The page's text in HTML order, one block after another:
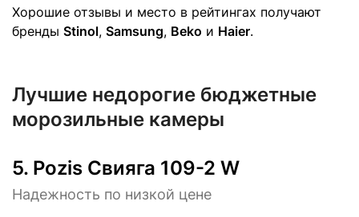
Хорошие отзывы и место в рейтингах получают
бренды Stinol, Samsung, Beko и Haier.
Лучшие недорогие бюджетные
морозильные камеры
5. Pozis Свияга 109-2 W
Надежность по низкой цене